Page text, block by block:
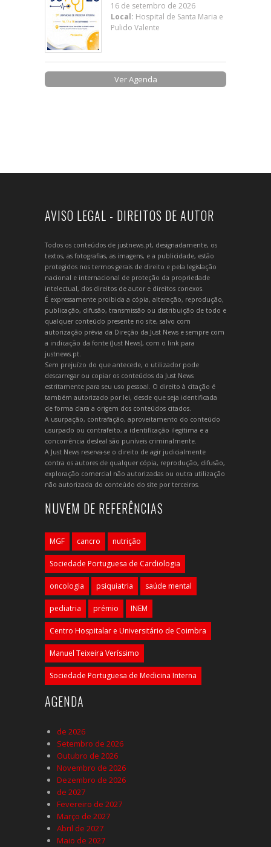
16 de setembro de 2026
Local: Hospital de Santa Maria e
Pulido Valente
Ver Agenda
AVISO LEGAL - DIREITOS DE AUTOR
Todos os conteúdos de justnews.pt, designadamente, os
textos, as fotografias, as imagens, e a publicidade, estão
protegidos nos termos gerais de direito e pela legislação
nacional e internacional de proteção da propriedade
intelectual, dos direitos de autor e direitos conexos.
É expressamente proibida a cópia, alteração, reprodução,
publicação, difusão, transmissão ou distribuição de todo e
qualquer conteúdo presente no site, salvo com
autorização prévia da Direção da Just News e sempre com
a indicação da fonte (Just News), com o link para
justnews.pt.
Sem prejuízo do que antecede, o utilizador pode
descarregar ou copiar os conteúdos da Just News
estritamente para seu uso pessoal. O direito à citação é
também autorizado por lei, desde que seja identificada
de forma clara a origem dos conteúdos citados.
A usurpação, contrafação, aproveitamento do conteúdo
usurpado ou contrafeito, a identificação ilegítima e a
concorrência desleal são puníveis criminalmente.
A Just News reserva-se o direito de agir judicialmente
contra os autores de qualquer cópia, reprodução, difusão,
exploração comercial não autorizadas ou outra utilização
não autorizada do conteúdo do site por terceiros.
NUVEM DE REFERÊNCIAS
MGF cancro nutrição
Sociedade Portuguesa de Cardiologia
oncologia psiquiatria saúde mental
pediatria prémio INEM
Centro Hospitalar e Universitário de Coimbra
Manuel Teixeira Veríssimo
Sociedade Portuguesa de Medicina Interna
AGENDA
de 2026
Setembro de 2026
Outubro de 2026
Novembro de 2026
Dezembro de 2026
de 2027
Fevereiro de 2027
Março de 2027
Abril de 2027
Maio de 2027